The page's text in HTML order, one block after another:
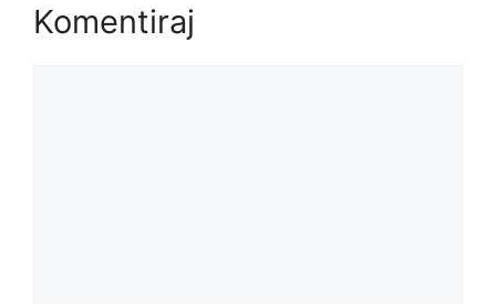
Komentiraj